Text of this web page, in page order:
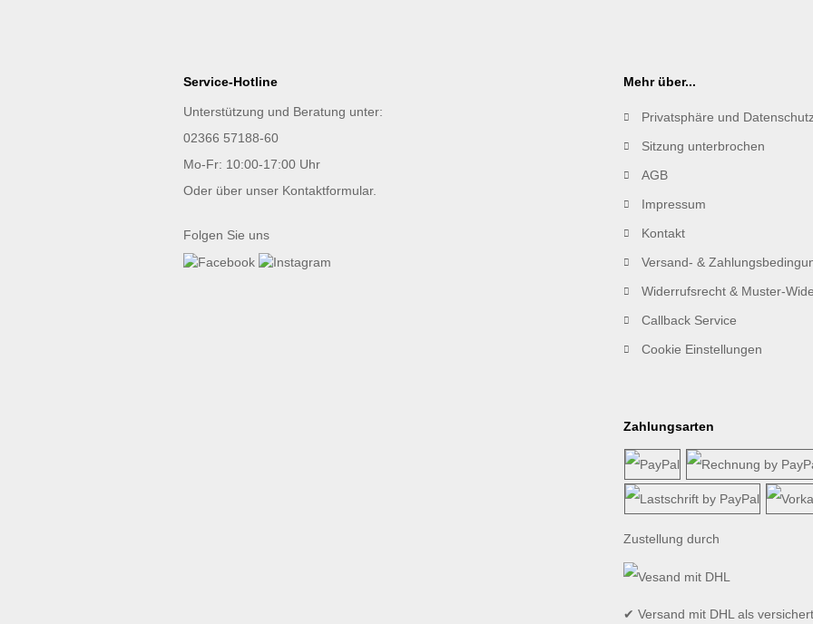
Service-Hotline
Unterstützung und Beratung unter:
02366 57188-60
Mo-Fr: 10:00-17:00 Uhr
Oder über unser Kontaktformular.
Folgen Sie uns
Mehr über...
Privatsphäre und
Sitzung unterbrochen
AGB
Impressum
Kontakt
Versand- &
Widerrufsrecht & Muster-
Callback Service
Cookie Einstellungen
Zahlungsarten
Zustellung durch
✔ Versand mit DHL als